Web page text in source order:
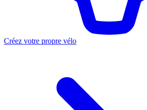
Créez votre propre vélo